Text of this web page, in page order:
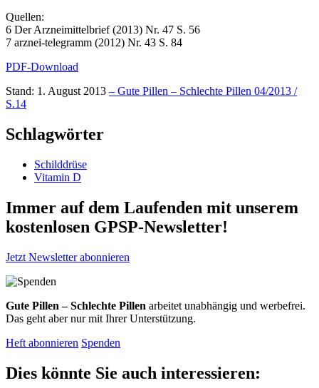
Quellen:
6 Der Arzneimittelbrief (2013) Nr. 47 S. 56
7 arznei-telegramm (2012) Nr. 43 S. 84
PDF-Download
Stand: 1. August 2013 – Gute Pillen – Schlechte Pillen 04/2013 /
S.14
Schlagwörter
Schilddrüse
Vitamin D
Immer auf dem Laufenden mit unserem
kostenlosen GPSP-Newsletter!
Jetzt Newsletter abonnieren
Gute Pillen – Schlechte Pillen arbeitet unabhängig und werbefrei.
Das geht aber nur mit Ihrer Unterstützung.
Heft abonnieren Spenden
Dies könnte Sie auch interessieren: